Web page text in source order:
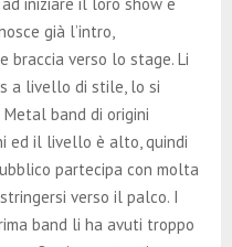
iniziare il loro show e
già l’intro,
braccia verso lo stage. Li
a livello di stile, lo si
Metal band di origini
ed il livello è alto, quindi
partecipa con molta
verso il palco. I
band li ha avuti troppo